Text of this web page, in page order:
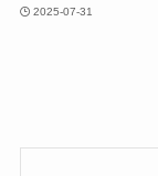
2025-07-31